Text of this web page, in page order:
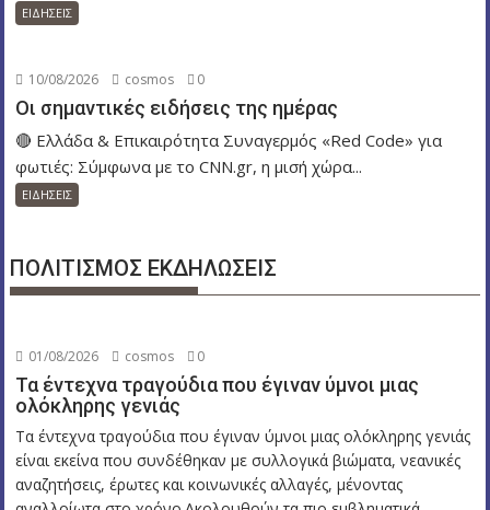
ΕΙΔΗΣΕΙΣ
10/08/2026 cosmos 0
Οι σημαντικές ειδήσεις της ημέρας
🔴 Ελλάδα & Επικαιρότητα Συναγερμός «Red Code» για
φωτιές: Σύμφωνα με το CNN.gr, η μισή χώρα...
ΕΙΔΗΣΕΙΣ
ΠΟΛΙΤΙΣΜΟΣ ΕΚΔΗΛΩΣΕΙΣ
01/08/2026 cosmos 0
Τα έντεχνα τραγούδια που έγιναν ύμνοι μιας
ολόκληρης γενιάς
Τα έντεχνα τραγούδια που έγιναν ύμνοι μιας ολόκληρης γενιάς
είναι εκείνα που συνδέθηκαν με συλλογικά βιώματα, νεανικές
αναζητήσεις, έρωτες και κοινωνικές αλλαγές, μένοντας